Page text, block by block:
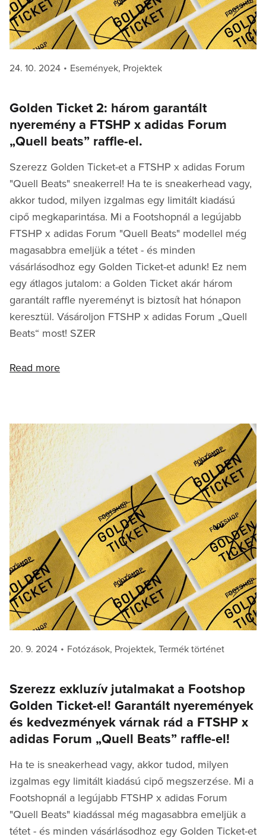
Posted
24. 10. 2024 Categories
Események, Projektek
Golden Ticket 2: három garantált
nyeremény a FTSHP x adidas Forum
„Quell beats” raffle-el.
Szerezz Golden Ticket-et a FTSHP x adidas Forum
"Quell Beats" sneakerrel! Ha te is sneakerhead vagy,
akkor tudod, milyen izgalmas egy limitált kiadású
cipő megkaparintása. Mi a Footshopnál a legújabb
FTSHP x adidas Forum "Quell Beats" modellel még
magasabbra emeljük a tétet - és minden
vásárlásodhoz egy Golden Ticket-et adunk! Ez nem
egy átlagos jutalom: a Golden Ticket akár három
garantált raffle nyereményt is biztosít hat hónapon
keresztül. Vásároljon FTSHP x adidas Forum „Quell
Beats“ most! SZER
Read more
Posted
20. 9. 2024 Categories
Fotózások, Projektek, Termék történet
Szerezz exkluzív jutalmakat a Footshop
Golden Ticket-el! Garantált nyeremények
és kedvezmények várnak rád a FTSHP x
adidas Forum „Quell Beats” raffle-el!
Ha te is sneakerhead vagy, akkor tudod, milyen
izgalmas egy limitált kiadású cipő megszerzése. Mi a
Footshopnál a legújabb FTSHP x adidas Forum
"Quell Beats" kiadással még magasabbra emeljük a
tétet - és minden vásárlásodhoz egy Golden Ticket-et